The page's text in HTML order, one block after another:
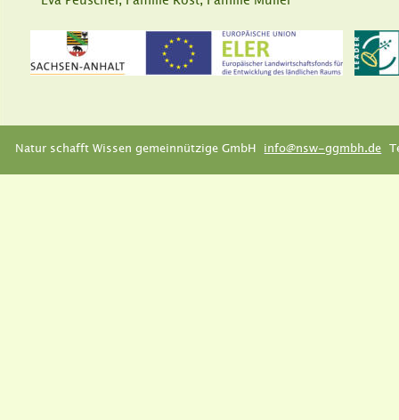
Natur schafft Wissen gemeinnützige GmbH info@nsw-ggmbh.de